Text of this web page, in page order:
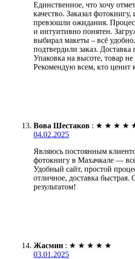
Единственное, что хочу
качество. Заказал фотокнигу,
превзошли ожидания.
и интуитивно понятен.
выбирал макеты – всё
подтвердили заказ.
Упаковка на высоте, товар не
Рекомендую всем, кто ценит
Вова Шестаков : ★ ★ ★ ★
04.02.2025
Являюсь постоянным
фотокнигу в Махачкале —
Удобный сайт, простой
отличное, доставка быстрая.
результатом!
Жасмин : ★ ★ ★ ★ ★
03.01.2025